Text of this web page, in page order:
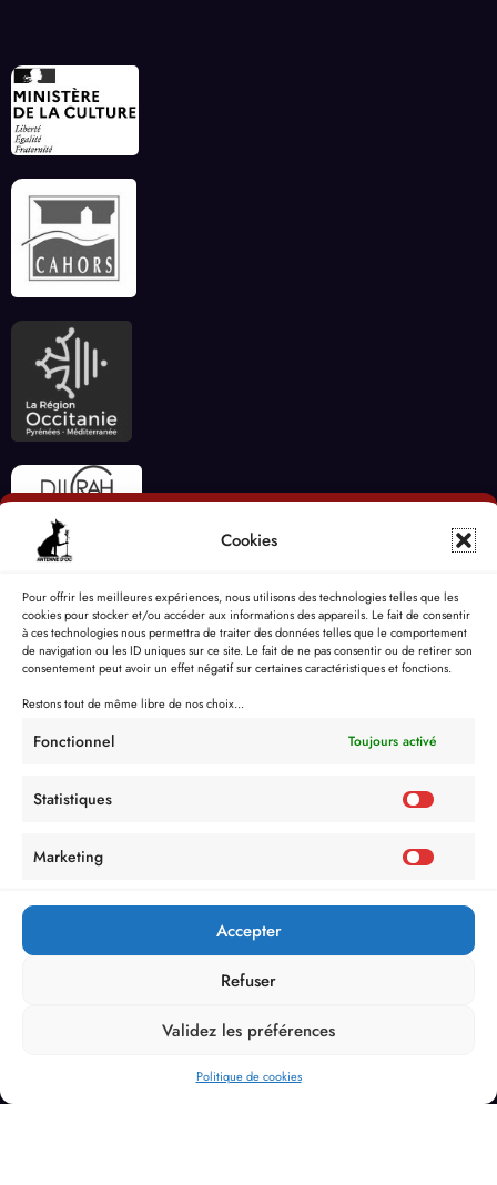
Cookies
Pour offrir les meilleures expériences, nous utilisons des technologies telles que les
cookies pour stocker et/ou accéder aux informations des appareils. Le fait de consentir
à ces technologies nous permettra de traiter des données telles que le comportement
de navigation ou les ID uniques sur ce site. Le fait de ne pas consentir ou de retirer son
consentement peut avoir un effet négatif sur certaines caractéristiques et fonctions.
Restons tout de même libre de nos choix...
Fonctionnel Toujours activé
Statistiques
Marketing
Accepter
Refuser
Validez les préférences
Politique de cookies